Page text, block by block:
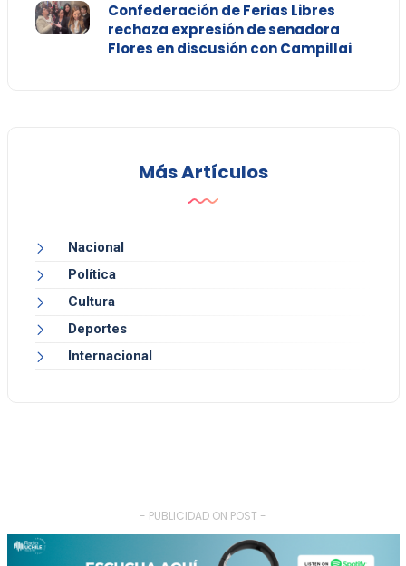
Confederación de Ferias Libres
rechaza expresión de senadora
Flores en discusión con Campillai
Más Artículos
Nacional
Política
Cultura
Deportes
Internacional
- PUBLICIDAD ON POST -